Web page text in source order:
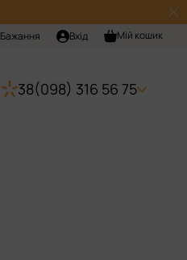
Бажання Вхід Мій кошик
38(098) 316 56 75